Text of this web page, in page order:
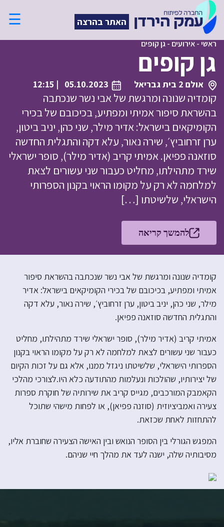
האתר בהרצה ☰
ראשי-אירועים -גן קופים
גן קופים
אולם 2 בית גבריאל 05.10.2023
| 12:15
קומדיה שנונה ומרגשת של אבי נשר שנכתבה
בהשראת סיפור אמיתי ומפתיע, בכיכובם של בכירי
הקומיקאים בישראל: אדיר מילר, שני כהן, יניב ביטון,
ערן זרחוביץ׳, שירה נאור, עלא דקה והתגלית החדשה
סוזאנה פפיאן. אמיתי קריב (אדיר מילר), סופר ישראלי
שירד מתהילתו, מחליט כעבור שני עשורים לצאת
למלחמה לא רק על מקומו הראוי בקנון הספרותי
הישראלי, שלשיטתו […]
להמשך קריאה
קומדיה שנונה ומרגשת של אבי נשר שנכתבה בהשראת סיפור
אמיתי ומפתיע, בכיכובם של בכירי הקומיקאים בישראל: אדיר
מילר, שני כהן, יניב ביטון, ערן זרחוביץ׳, שירה נאור, עלא דקה
והתגלית החדשה סוזאנה פפיאן.
אמיתי קריב (אדיר מילר), סופר ישראלי שירד מתהילתו, מחליט
כעבור שני עשורים לצאת למלחמה לא רק על מקומו הראוי בקנון
הספרותי הישראלי, שלשיטתו ניגזל ממנו, אלא גם על זכות הקיום
של יצירותיו, שהולכות ונעלמות מהתודעה כלא היו.לצורכי מהלכי
הקאמבק המורכבים, מגייס קריב את שירותיה של חוקרת ספרות
צעירה ואמביציוזית (סוזנה פפיאן), או לפחות מישהי שתוכל
להתחזות לאחת שכזאת.
המפגש הגורלי בין הסופר הנואש ובין האישה הצעירה שחוברת אליו,
מסיבותיה שלה, ישנה לעד את מהלך חיי שניהם.